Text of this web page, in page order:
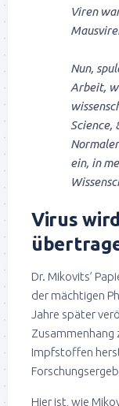
Viren
Nun,
Arbeit,
Science,
ein, in
Virus
Dr. Mikovits’
der mächtigen
Jahre später
Zusammenhang
Impfstoffen
Hier ist, wie